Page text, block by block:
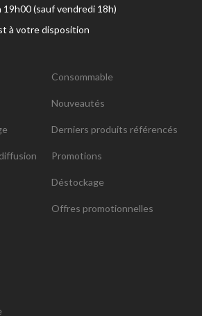
19h00 (sauf vendredi 18h)
à votre disposition
Consommable
Nouveautés
Derniers produits référencés
Promotions
Déstockage
Offres promotionnelles